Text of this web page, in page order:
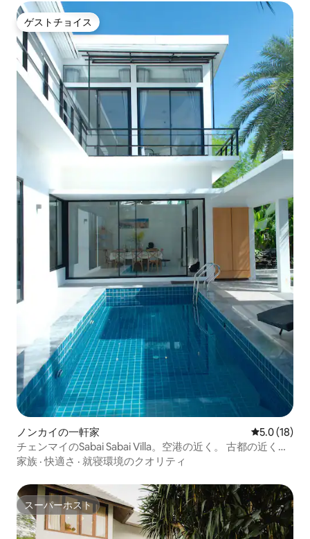
ゲストチョイス
ゲストチョイス
ノンカイの一軒家 レビュー18
5.0 (18)
チェンマイのSabai Sabai Villa。空港の近く。 古都の近く。
近くに人気のレストランとカフェ。イタリアンスタイル。
家族 ·快適さ · 就寝環境のクオリティ
スーパーホスト
スーパーホスト